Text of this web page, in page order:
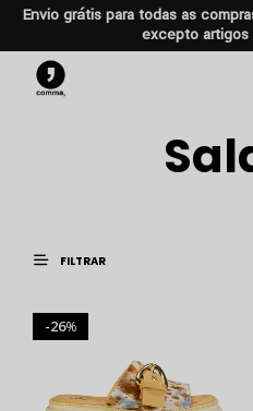
Envio grátis para todas as
excepto
FILTRAR
%
26